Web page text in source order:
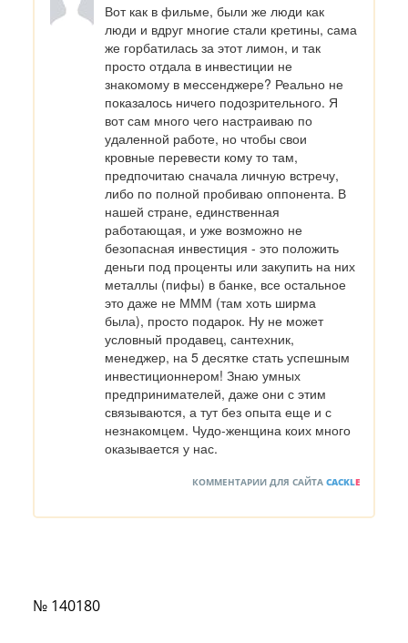
Вот как в фильме, были же люди как
люди и вдруг многие стали кретины, сама
же горбатилась за этот лимон, и так
просто отдала в инвестиции не
знакомому в мессенджере? Реально не
показалось ничего подозрительного. Я
вот сам много чего настраиваю по
удаленной работе, но чтобы свои
кровные перевести кому то там,
предпочитаю сначала личную встречу,
либо по полной пробиваю оппонента. В
нашей стране, единственная
работающая, и уже возможно не
безопасная инвестиция - это положить
деньги под проценты или закупить на них
металлы (пифы) в банке, все остальное
это даже не МММ (там хоть ширма
была), просто подарок. Ну не может
условный продавец, сантехник,
менеджер, на 5 десятке стать успешным
инвестиционнером! Знаю умных
предпринимателей, даже они с этим
связываются, а тут без опыта еще и с
незнакомцем. Чудо-женщина коих много
оказывается у нас.
КОММЕНТАРИИ ДЛЯ САЙТА CACKLE
№ 140180